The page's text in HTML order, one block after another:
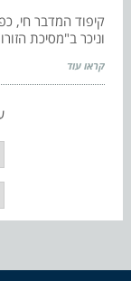
קיפוד המדבר חי,
וניכר ב"מסיכת
קראו עוד